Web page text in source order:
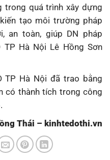
trong quá trình xây dựng
tạo môi trường pháp
an toàn, giúp DN pháp
TP Hà Nội Lê Hồng Sơn
TP Hà Nội đã trao bằng
có thành tích trong công
Thái – kinhtedothi.vn